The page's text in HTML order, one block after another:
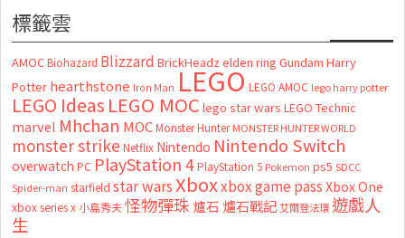
標籤雲
AMOC Biohazard Blizzard BrickHeadz elden ring Gundam Harry
Potter hearthstone Iron Man LEGO LEGO AMOC lego harry potter
LEGO Ideas LEGO MOC lego star wars LEGO Technic
marvel Mhchan MOC Monster Hunter MONSTER HUNTER WORLD
monster strike Netflix Nintendo Nintendo Switch
overwatch PC PlayStation 4 PlayStation 5 Pokemon ps5 SDCC
Spider-man starfield star warsXboxxbox game passXbox One
xbox series x 小島秀夫怪物彈珠 爐石 爐石戰記艾爾登法環 遊戲人
生